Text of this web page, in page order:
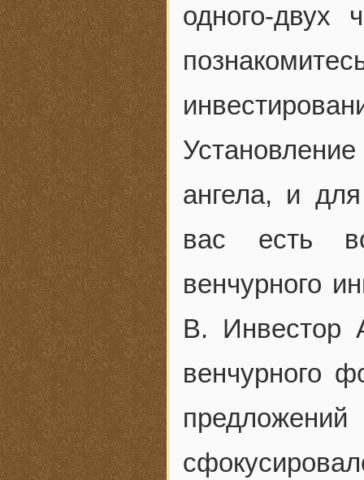
одного-
ангела, и
вас есть
венчурного
В. Инвестор
венчурного